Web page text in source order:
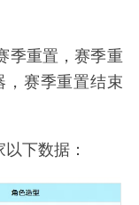
重置，赛季重
赛季重置结束
下数据：